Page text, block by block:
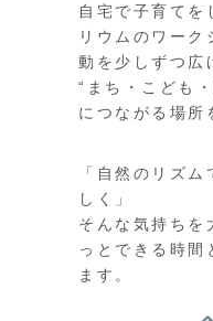
自宅で子育てを
リウムのワーク
動を少しずつ広
“まち・こども
につながる場所
「自然のリズ
しく」
そんな気持ちを
っとできる時間
ます。